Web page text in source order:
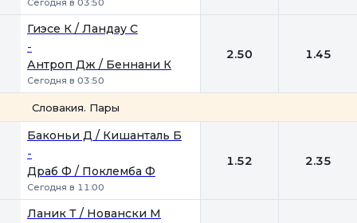
Сегодня в 03:50
Гиэсе К / Ландау С
-
Антроп Дж / Беннани К
Сегодня в 03:50
2.50 1.45
Словакия. Пары
Баконьи Д / Кишанталь Б
-
Драб Ф / Поклемба Ф
Сегодня в 11:00
1.52 2.35
Ланик Т / Новански М